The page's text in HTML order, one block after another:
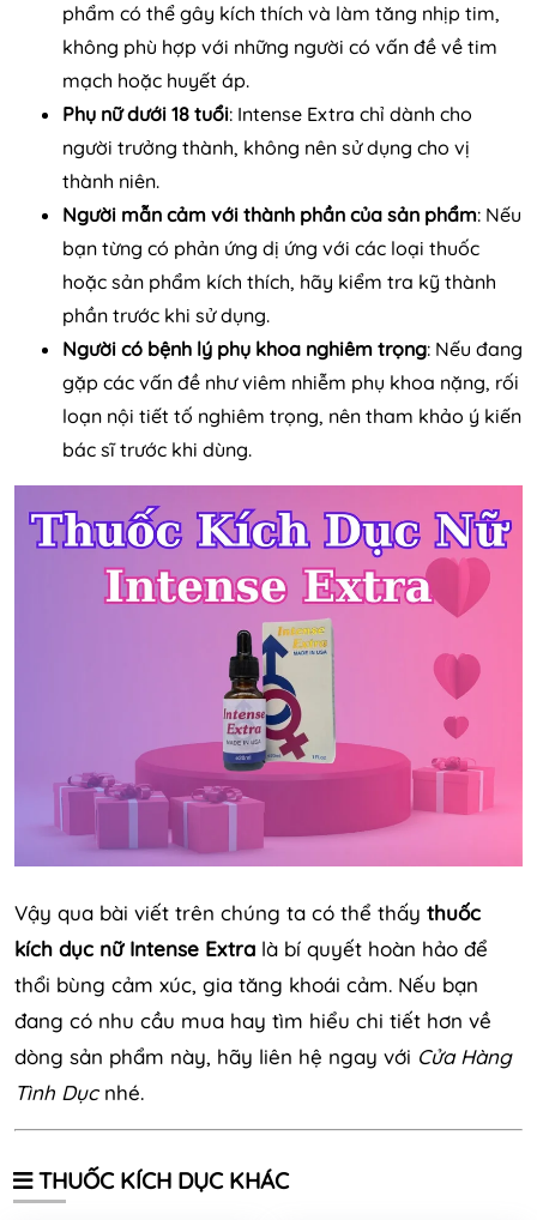
phẩm có thể gây kích thích và làm tăng nhịp tim,
không phù hợp với những người có vấn đề về tim
mạch hoặc huyết áp.
Phụ nữ dưới 18 tuổi: Intense Extra chỉ dành cho
người trưởng thành, không nên sử dụng cho vị
thành niên.
Người mẫn cảm với thành phần của sản phẩm: Nếu
bạn từng có phản ứng dị ứng với các loại thuốc
hoặc sản phẩm kích thích, hãy kiểm tra kỹ thành
phần trước khi sử dụng.
Người có bệnh lý phụ khoa nghiêm trọng: Nếu đang
gặp các vấn đề như viêm nhiễm phụ khoa nặng, rối
loạn nội tiết tố nghiêm trọng, nên tham khảo ý kiến
bác sĩ trước khi dùng.
Vậy qua bài viết trên chúng ta có thể thấy thuốc
kích dục nữ Intense Extra là bí quyết hoàn hảo để
thổi bùng cảm xúc, gia tăng khoái cảm. Nếu bạn
đang có nhu cầu mua hay tìm hiểu chi tiết hơn về
dòng sản phẩm này, hãy liên hệ ngay với Cửa Hàng
Tình Dụcnhé.
THUỐC KÍCH DỤC KHÁC